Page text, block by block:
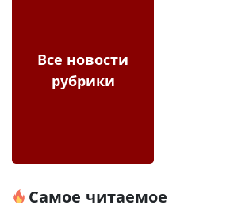
Все новости
рубрики
Самое читаемое